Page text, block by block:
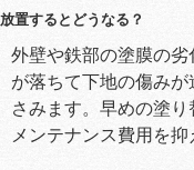
放置するとどうなる？
外壁や鉄部の塗膜の
が落ちて下地の傷み
さみます。早めの塗
メンテナンス費用を抑